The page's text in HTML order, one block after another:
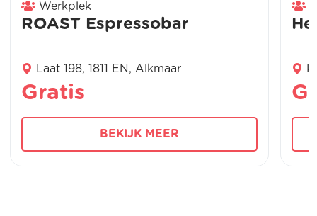
Werkplek
ROAST Espressobar
Laat 198, 1811 EN, Alkmaar
Gratis
BEKIJK MEER